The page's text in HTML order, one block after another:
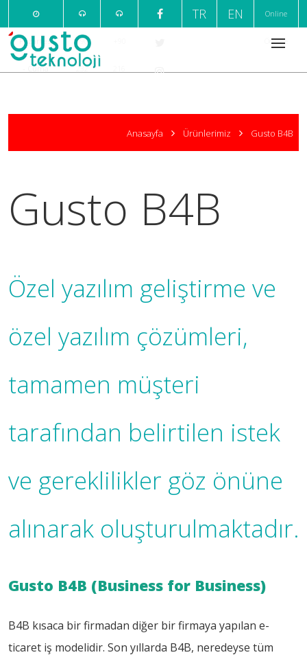
Pazartesi
- Cuma
+90
232
999 666
TR EN Online
Ödeme
Anasayfa Ürünlerimiz Gusto B4B
Gusto B4B
Özel yazılım geliştirme ve
özel yazılım çözümleri,
tamamen müşteri
tarafından belirtilen istek
ve gereklilikler göz önüne
alınarak oluşturulmaktadır.
Gusto B4B (Business for Business)
B4B kısaca bir firmadan diğer bir firmaya yapılan e-
ticaret iş modelidir. Son yıllarda B4B, neredeyse tüm